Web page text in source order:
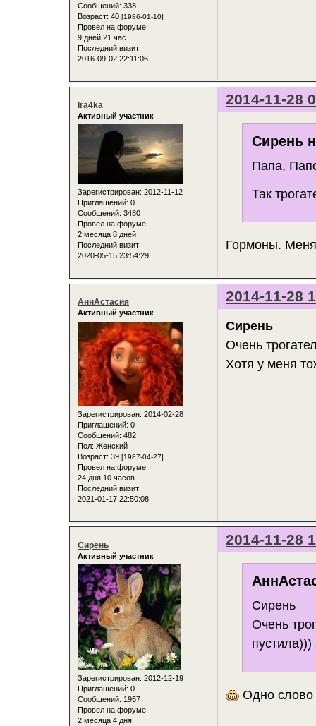
Сообщений: 338
Возраст: 40 [1986-01-10]
Провел на форуме:
9 дней 21 час
Последний визит:
2016-09-02 22:11:06
2014-11-28
Ira4ka
Активный участник
Зарегистрирован: 2012-11-12
Приглашений: 0
Сообщений: 3480
Провел на форуме:
2 месяца 8 дней
Последний визит:
2020-05-15 23:54:29
Сирень
Папа,
Так
Гормоны. Меня
2014-11-28
АннАстасия
Активный участник
Зарегистрирован: 2014-02-28
Приглашений: 0
Сообщений: 482
Пол: Женский
Возраст: 39 [1987-04-27]
Провел на форуме:
24 дня 10 часов
Последний визит:
2021-01-17 22:50:08
Сирень
Очень
Хотя у меня
2014-11-28
Сирень
Активный участник
Зарегистрирован: 2012-12-19
Приглашений: 0
Сообщений: 1957
Провел на форуме:
2 месяца 4 дня
Сирень
Очень
Одно